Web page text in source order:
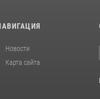
Новости
Карта сайта